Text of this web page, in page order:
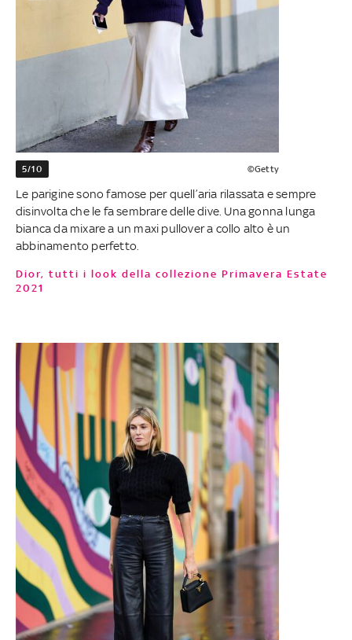
5/10 ©Getty
Le parigine sono famose per quell’aria rilassata e sempre
disinvolta che le fa sembrare delle dive. Una gonna lunga
bianca da mixare a un maxi pullover a collo alto è un
abbinamento perfetto.
Dior, tutti i look della collezione Primavera Estate
2021